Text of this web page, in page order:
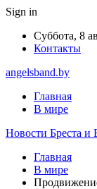
Sign in
Суббота, 8
Контакты
angelsband.by
Главная
В мире
Новости Бреста и
Главная
В мире